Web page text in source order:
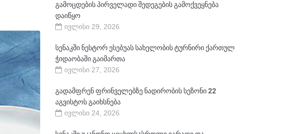
გამოცდების პირველადი შედეგების გამოქვეყნება
დაიწყო
ივლისი 29, 2026
სენაკში ნესტორ ესებუას სახელობის ტურნირი ქართულ
ჭიდაობაში გაიმართა
ივლისი 27, 2026
გადამფრენ ფრინველებზე ნადირობის სეზონი 22
აგვისტოს გაიხსნება
ივლისი 24, 2026